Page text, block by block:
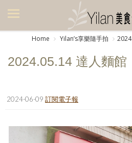
美食集
Home Yilanʼs享樂隨手拍 2024
2024.05.14 達人麵館
2024-06-09 訂閱電子報